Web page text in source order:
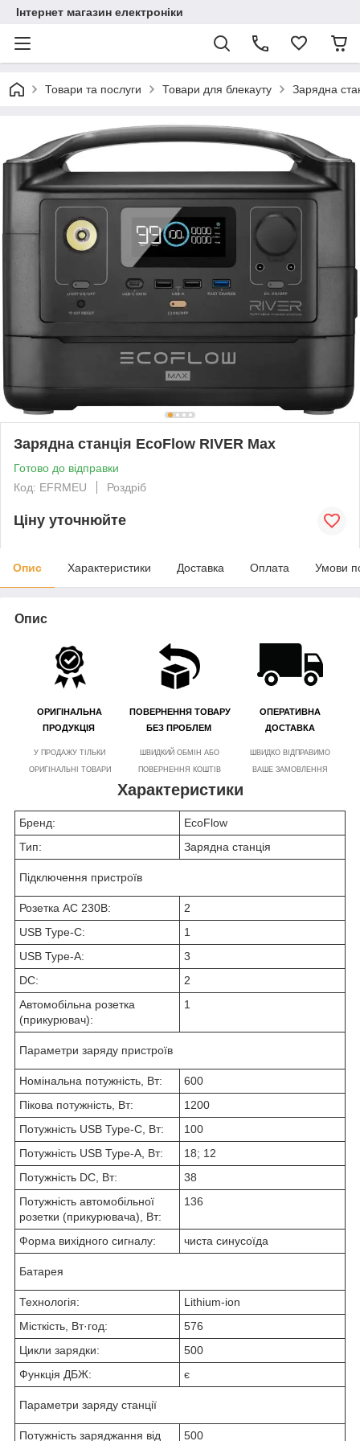
Інтернет магазин електроніки
Товари та послуги Товари для блекауту Зарядна
Зарядна станція EcoFlow RIVER Max
Готово до відправки
Код: EFRMEU
Роздріб
Ціну уточнюйте
Опис Характеристики Доставка Оплата Умови
Опис
ОРИГІНАЛЬНА
ПРОДУКЦІЯ
ПОВЕРНЕННЯ ТОВАРУ
БЕЗ ПРОБЛЕМ
ОПЕРАТИВНА
ДОСТАВКА
У ПРОДАЖУ ТІЛЬКИ
ОРИГІНАЛЬНІ ТОВАРИ
ШВИДКИЙ ОБМІН АБО
ПОВЕРНЕННЯ КОШТІВ
ШВИДКО ВІДПРАВИМО
ВАШЕ ЗАМОВЛЕННЯ
Характеристики
Бренд:
EcoFlow
Тип:
Зарядна станція
Підключення пристроїв
Розетка AC 230В:
2
USB Type-C:
1
USB Type-A:
3
DC:
2
Автомобільна розетка
(прикурювач):
1
Параметри заряду пристроїв
Номінальна потужність, Вт:
600
Пікова потужність, Вт:
1200
Потужність USB Type-C, Вт:
100
Потужність USB Type-A, Вт:
18; 12
Потужність DC, Вт:
38
Потужність автомобільної
розетки (прикурювача), Вт:
136
Форма вихідного сигналу: чиста синусоїда
Батарея
Технологія:
Lithium-ion
Місткість, Вт·год:
576
Цикли зарядки:
500
Функція ДБЖ:
є
Параметри заряду станції
Потужність заряджання від 500